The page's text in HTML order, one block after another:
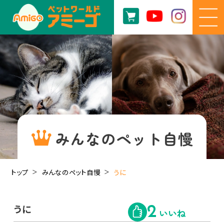
みんなのペット自慢
トップ みんなのペット自慢 うに
うに 2 いいね